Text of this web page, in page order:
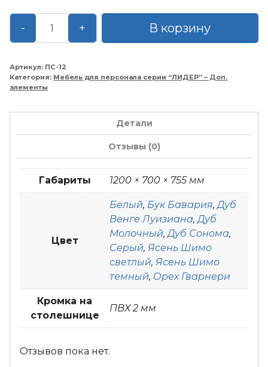
-
приставной
1200*700*755
+ В корзину
Артикул: ПС-12
Категория: Мебель для персонала серии “ЛИДЕР” – Доп.
элементы
Детали
Отзывы (0)
Габариты 1200 × 700 × 755 мм
Цвет
Белый, Бук Бавария, Дуб
Венге Луизиана, Дуб
Молочный, Дуб Сонома,
Серый, Ясень Шимо
светлый, Ясень Шимо
темный, Орех Гварнери
Кромка на
столешнице
ПВХ 2 мм
Отзывов пока нет.